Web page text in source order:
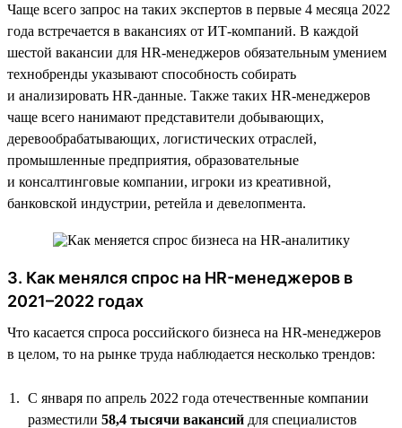
Чаще всего запрос на таких экспертов в первые 4 месяца 2022
года встречается в вакансиях от ИТ-компаний. В каждой
шестой вакансии для HR-менеджеров обязательным умением
технобренды указывают способность собирать
и анализировать HR-данные. Также таких HR-менеджеров
чаще всего нанимают представители добывающих,
деревообрабатывающих, логистических отраслей,
промышленные предприятия, образовательные
и консалтинговые компании, игроки из креативной,
банковской индустрии, ретейла и девелопмента.
3. Как менялся спрос на HR-менеджеров в
2021–2022 годах
Что касается спроса российского бизнеса на HR-менеджеров
в целом, то на рынке труда наблюдается несколько трендов:
С января по апрель 2022 года отечественные компании
разместили 58,4 тысячи вакансий для специалистов